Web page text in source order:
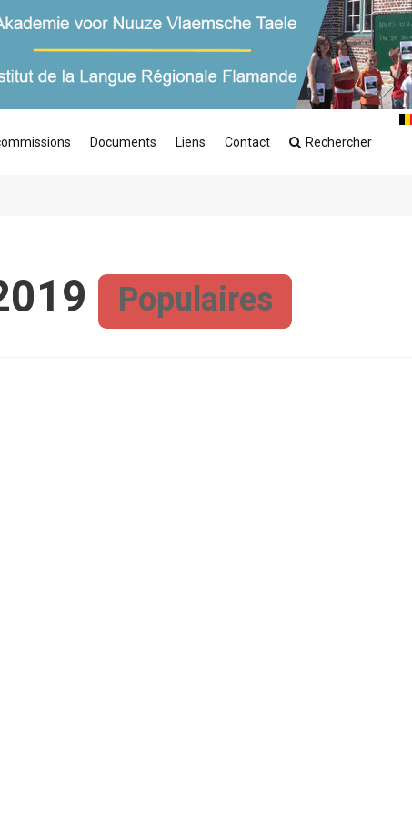
Documents Liens Contact Rechercher
Populaires